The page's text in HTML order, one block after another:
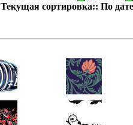
Текущая сортировка:: По